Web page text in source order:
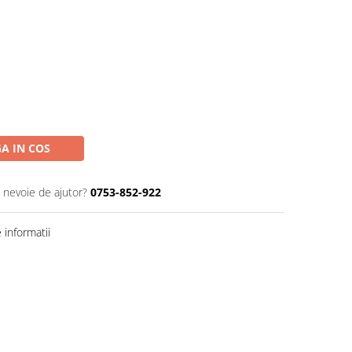
IN COS
nevoie de ajutor? 0753-852-922
informatii